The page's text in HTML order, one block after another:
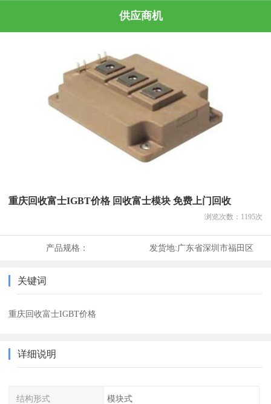
供应商机
重庆回收富士IGBT价格 回收富士模块 免费上门回收
浏览次数： 1195次
产品规格： 发货地:广东省深圳市福田区
关键词
重庆回收富士IGBT价格
详细说明
结构形式 模块式